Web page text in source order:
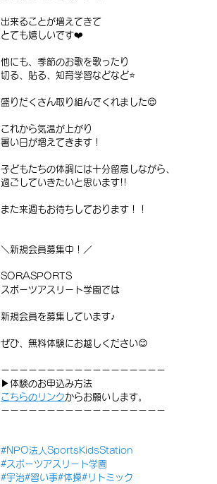
出来ることが増えてきて
とても嬉しいです❤️
他にも、季節のお歌を歌ったり
切る、貼る、知育学習などなど⭐️
盛りだくさん取り組んでくれました😌
これから気温が上がり
暑い日が増えてきます！
子どもたちの体調には十分留意しながら、
過ごしていきたいと思います!!
また来週もお待ちしております！！
＼新規会員募集中！／
SORASPORTS
スポーツアスリート学園では
新規会員を募集しています♪
ぜひ、無料体験にお越しください😊
ーーーーーーーーーーーーーーーーーー
▶体験のお申込み方法
⁡こちらのリンクからお願いします。
ーーーーーーーーーーーーーーーーーー
#NPO法人SportsKidsStation
#スポーツアスリート学園
#宇治#習い事#体操#リトミック